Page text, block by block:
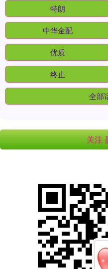
特朗
中华金配
优质
终止
全部
关注